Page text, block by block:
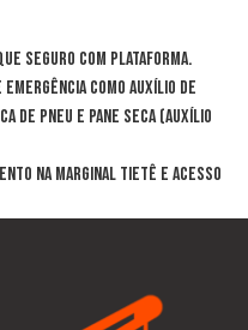
seguro com plataforma.
como Auxílio de
de Pneu e Pane Seca (Auxílio
na Marginal Tietê e acesso